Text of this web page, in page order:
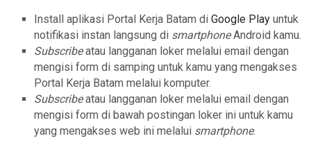
Install aplikasi Portal Kerja Batam di Google Playuntuk
notifikasi instan langsung di smartphoneAndroid kamu.
Subscribeatau langganan loker melalui email dengan
mengisi form di samping untuk kamu yang mengakses
Portal Kerja Batam melalui komputer.
Subscribeatau langganan loker melalui email dengan
mengisi form di bawah postingan loker ini untuk kamu
yang mengakses web ini melalui smartphone.